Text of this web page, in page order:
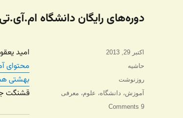
دوره‌های رایگان دانشگاه
امید
محتوای
بهشتی
قشنگت
ارسال
شده
اکتبر 29, 2013
ساختار
حاشیه
دسته‌ها
روزنوشت
برچسب‌ها
آموزش، دانشگاه، علوم، معرفی
9 Comments